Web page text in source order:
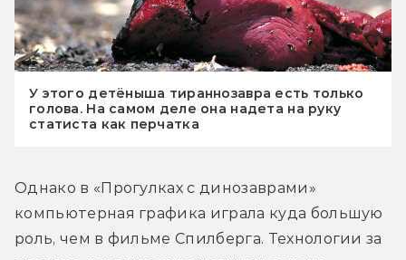
У этого детёныша тираннозавра есть только
голова. На самом деле она надета на руку
статиста как перчатка
Однако в «Прогулках с динозаврами»
компьютерная графика играла куда большую
роль, чем в фильме Спилберга. Технологии за